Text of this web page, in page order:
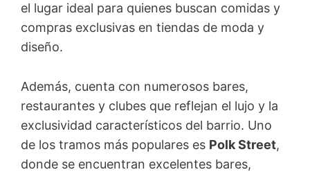
el lugar ideal para quienes buscan comidas y
compras exclusivas en tiendas de moda y
diseño.
Además, cuenta con numerosos bares,
restaurantes y clubes que reflejan el lujo y la
exclusividad característicos del barrio. Uno
de los tramos más populares es Polk Street,
donde se encuentran excelentes bares,